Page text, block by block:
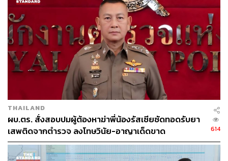
เอาเข้าจริงทางการเซอร์เบียก็ออกมาประกาศว่า ได้รับแจ้ง
จากหน่วยข่าวกรองของประเทศพันธมิตรเกี่ยวกับความ
พยายามโค่นล้มรัฐบาล
สถานการณ์ในลักษณะนี้เคยเกิดขึ้นมาแล้วในกรณีการก่อ
จลาจลในคาซัคสถานเมื่อช่วงต้นปี 2022 หากทุกคนยังจำกัน
ได้ และก็สามารถสงบลงได้ภายในระยะเวลาราว 1 สัปดาห์
จริงๆ ไม่มีอะไรในกอไผ่ เหตุผลง่ายๆ คือประเทศตะวันตก
ต้องการเปลี่ยนประเทศที่เป็นมิตรกับรัสเซียให้กลายเป็นศัตรู
กับรัสเซียให้ได้มากที่สุดเท่าที่จะทำได้ ซึ่งทำสำเร็จมาแล้วกับ
ยูเครนในกรณีปฏิวัติสีส้ม
THAILAND
ผบ.ตร. สั่งสอบปมผู้ต้องหาฆ่าพี่น้องรัสเซียซัดทอดรับยา
เสพติดจากตำรวจ ลงโทษวินัย-อาญาเด็ดขาด
614